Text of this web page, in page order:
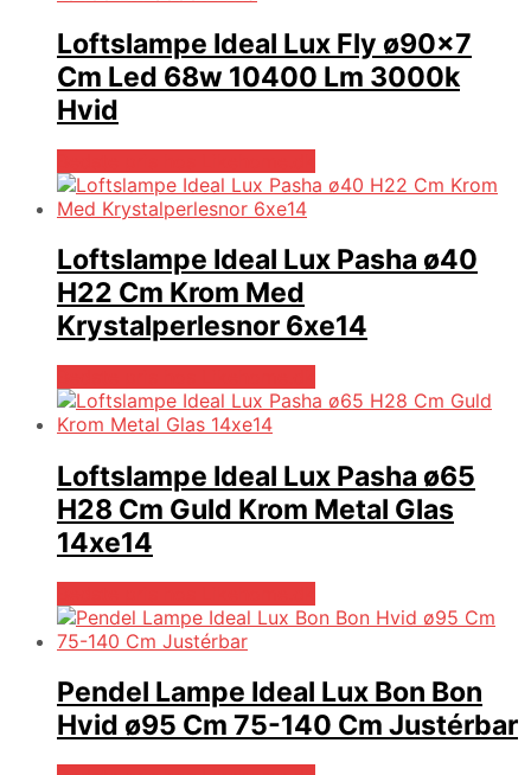
Loftslampe Ideal Lux Fly ø90×7
Cm Led 68w 10400 Lm 3000k
Hvid
Loftslampe Ideal Lux Pasha ø40
H22 Cm Krom Med
Krystalperlesnor 6xe14
Loftslampe Ideal Lux Pasha ø65
H28 Cm Guld Krom Metal Glas
14xe14
Pendel Lampe Ideal Lux Bon Bon
Hvid ø95 Cm 75-140 Cm Justérbar